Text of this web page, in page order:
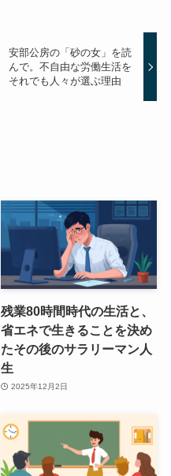
安部公房の「砂の女」を読
んで。不自由な労働生活を
それでも人々が選ぶ理由
残業80時間時代の生活と、
省エネで生きることを決め
たその後のサラリーマン人
生
2025年12月2日